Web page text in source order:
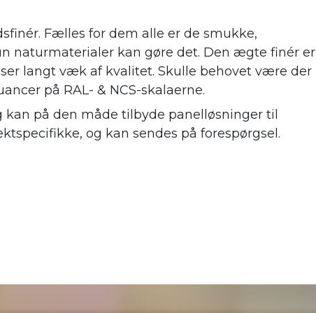
Fælles for dem alle er de smukke,
naturmaterialer kan gøre det. Den ægte finér er
langt væk af kvalitet. Skulle behovet være der
på RAL- & NCS-skalaerne.
kan på den måde tilbyde panelløsninger til
og kan sendes på forespørgsel.